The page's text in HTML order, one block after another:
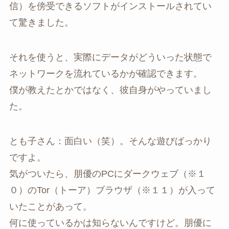
信）を傍受できるソフトがインストールされてい
て驚きました。
それを使うと、実際にデータがどういった状態で
ネットワークを流れているかが確認できます。
僕が教えたとかではなく、彼自身がやっていまし
た。
とも子さん：面白い（笑）。そんな遊びばっかり
ですよ。
気がついたら、朋優のPCにダークウェブ（※１
０）のTor（トーア）ブラウザ（※１１）が入って
いたことがあって。
何に使っているかは知らないんですけど。朋優に